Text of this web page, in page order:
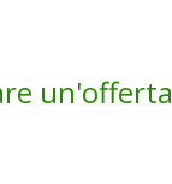
un'offerta